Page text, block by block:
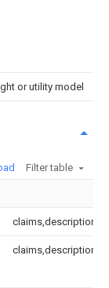
or utility model
Filter table
claims,description
claims,description